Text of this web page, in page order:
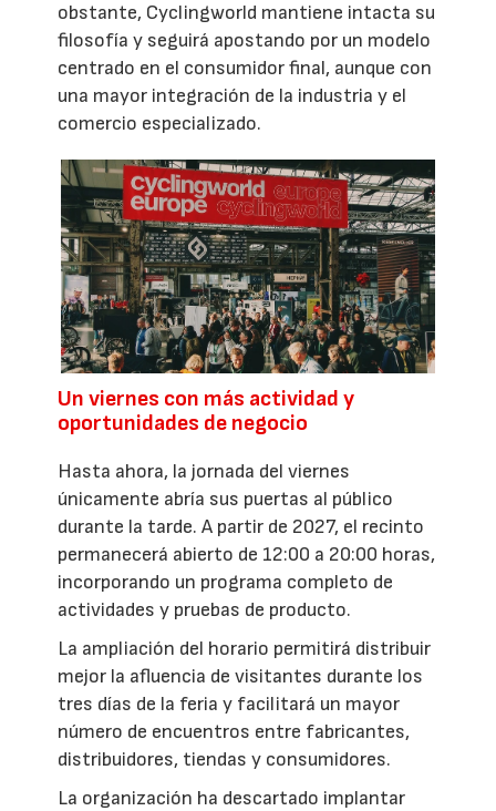
obstante, Cyclingworld mantiene intacta su
filosofía y seguirá apostando por un modelo
centrado en el consumidor final, aunque con
una mayor integración de la industria y el
comercio especializado.
Un viernes con más actividad y
oportunidades de negocio
Hasta ahora, la jornada del viernes
únicamente abría sus puertas al público
durante la tarde. A partir de 2027, el recinto
permanecerá abierto de 12:00 a 20:00 horas,
incorporando un programa completo de
actividades y pruebas de producto.
La ampliación del horario permitirá distribuir
mejor la afluencia de visitantes durante los
tres días de la feria y facilitará un mayor
número de encuentros entre fabricantes,
distribuidores, tiendas y consumidores.
La organización ha descartado implantar